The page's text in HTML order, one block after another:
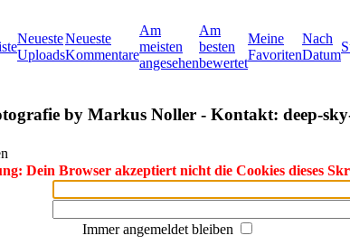
Neueste
Uploads
Neueste
Kommentare
Am
meisten
angesehen
Am
besten
bewertet
Meine
Favoriten
Nach
Datum
by Markus Noller - Kontakt: deep-
Dein Browser akzeptiert nicht die Cookies dieses
Immer angemeldet bleiben